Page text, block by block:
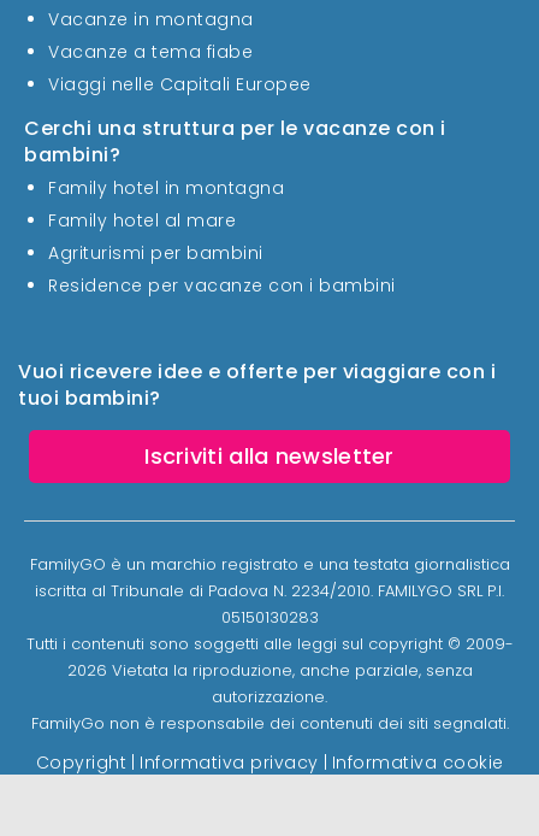
Vuoi ricevere idee e offerte per viaggiare con i
tuoi bambini?
Iscriviti alla newsletter
Vacanze in montagna
Vacanze a tema fiabe
Viaggi nelle Capitali Europee
Cerchi una struttura per le vacanze con i
bambini?
Family hotel in montagna
Family hotel al mare
Agriturismi per bambini
Residence per vacanze con i bambini
FamilyGO è un marchio registrato e una testata giornalistica
iscritta al Tribunale di Padova N. 2234/2010. FAMILYGO SRL P.I.
05150130283
Tutti i contenuti sono soggetti alle leggi sul copyright © 2009-
2026 Vietata la riproduzione, anche parziale, senza
autorizzazione.
FamilyGo non è responsabile dei contenuti dei siti segnalati.
Copyright | Informativa privacy | Informativa cookie